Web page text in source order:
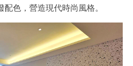
色，營造現代時尚風格。